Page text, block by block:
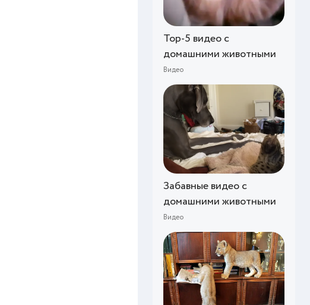
Top-5 видео с
домашними животными
Видео
Забавные видео с
домашними животными
Видео